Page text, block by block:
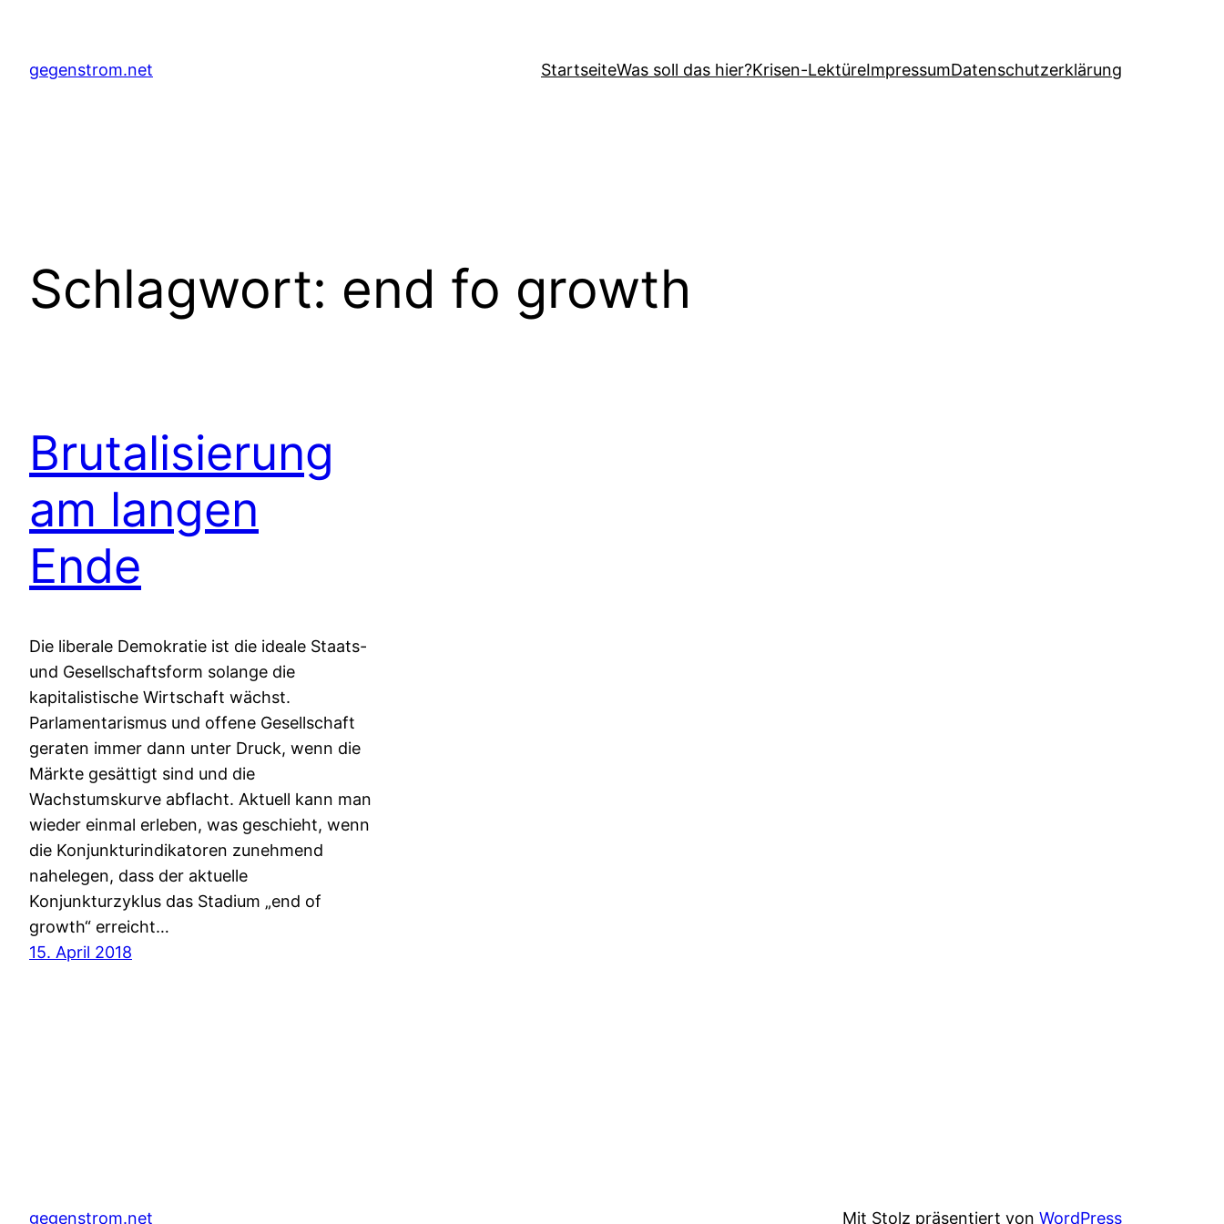
springen
gegenstrom.net StartseiteWas soll das hier?Krisen-LektüreImpressumDatenschutzerklärung
Schlagwort: end fo growth
Brutalisierung
am langen
Ende
Die liberale Demokratie ist die ideale Staats-
und Gesellschaftsform solange die
kapitalistische Wirtschaft wächst.
Parlamentarismus und offene Gesellschaft
geraten immer dann unter Druck, wenn die
Märkte gesättigt sind und die
Wachstumskurve abflacht. Aktuell kann man
wieder einmal erleben, was geschieht, wenn
die Konjunkturindikatoren zunehmend
nahelegen, dass der aktuelle
Konjunkturzyklus das Stadium „end of
growth“ erreicht…
15. April 2018
gegenstrom.net Mit Stolz präsentiert von WordPress